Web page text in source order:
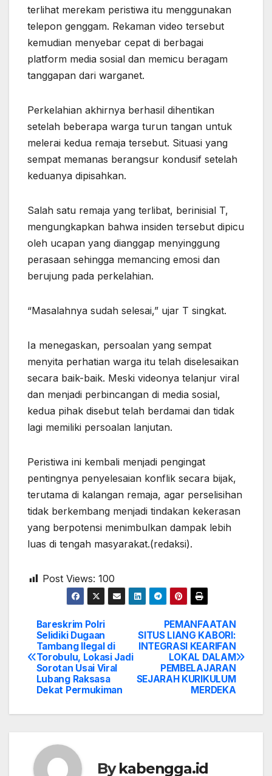
terlihat merekam peristiwa itu menggunakan
telepon genggam. Rekaman video tersebut
kemudian menyebar cepat di berbagai
platform media sosial dan memicu beragam
tanggapan dari warganet.
Perkelahian akhirnya berhasil dihentikan
setelah beberapa warga turun tangan untuk
melerai kedua remaja tersebut. Situasi yang
sempat memanas berangsur kondusif setelah
keduanya dipisahkan.
Salah satu remaja yang terlibat, berinisial T,
mengungkapkan bahwa insiden tersebut dipicu
oleh ucapan yang dianggap menyinggung
perasaan sehingga memancing emosi dan
berujung pada perkelahian.
“Masalahnya sudah selesai,” ujar T singkat.
Ia menegaskan, persoalan yang sempat
menyita perhatian warga itu telah diselesaikan
secara baik-baik. Meski videonya telanjur viral
dan menjadi perbincangan di media sosial,
kedua pihak disebut telah berdamai dan tidak
lagi memiliki persoalan lanjutan.
Peristiwa ini kembali menjadi pengingat
pentingnya penyelesaian konflik secara bijak,
terutama di kalangan remaja, agar perselisihan
tidak berkembang menjadi tindakan kekerasan
yang berpotensi menimbulkan dampak lebih
luas di tengah masyarakat.(redaksi).
Post Views: 100
Post
navigation
PEMANFAATAN
SITUS LIANG KABORI:
INTEGRASI KEARIFAN
LOKAL DALAM
PEMBELAJARAN
SEJARAH KURIKULUM
MERDEKA
Bareskrim Polri
Selidiki Dugaan
Tambang Ilegal di
Torobulu, Lokasi Jadi
Sorotan Usai Viral
Lubang Raksasa
Dekat Permukiman
Bykabengga.id